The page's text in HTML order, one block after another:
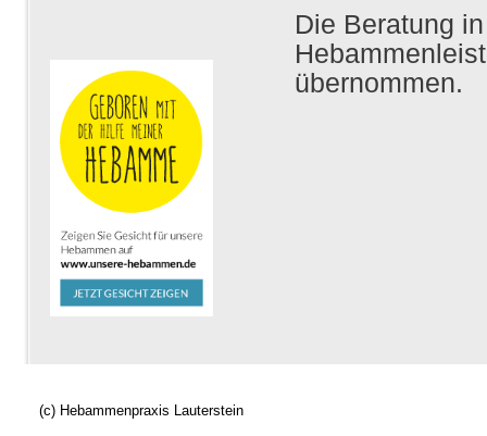
Die Beratung
übernommen.
(c) Hebammenpraxis Lauterstein